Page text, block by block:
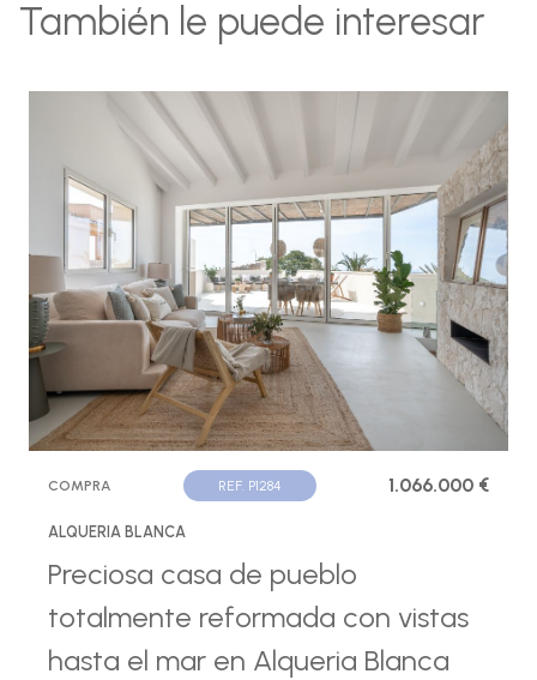
También le puede interesar
COMPRA REF. P1284 1.066.000 €
ALQUERIA BLANCA
Preciosa casa de pueblo
totalmente reformada con vistas
hasta el mar en Alqueria Blanca